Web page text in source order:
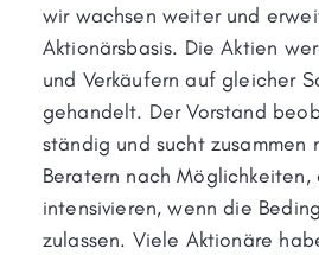
wir wachsen weiter und
Aktionärsbasis. Die Aktien
und Verkäufern auf gleicher
gehandelt. Der Vorstand
ständig und sucht zusammen
Beratern nach Möglichkeiten,
intensivieren, wenn die
zulassen. Viele Aktionäre